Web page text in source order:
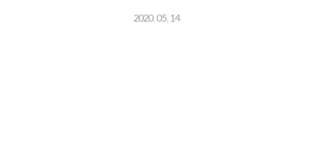
2020. 05. 14